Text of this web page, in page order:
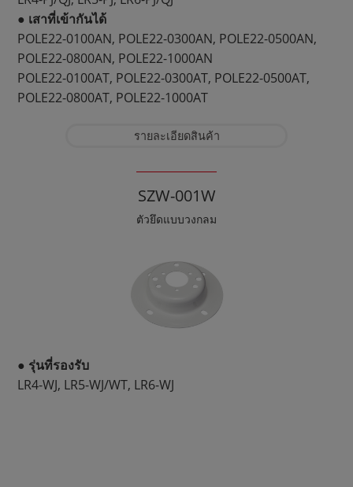
● เสาที่เข้ากันได้
POLE22-0100AN, POLE22-0300AN, POLE22-0500AN,
POLE22-0800AN, POLE22-1000AN
POLE22-0100AT, POLE22-0300AT, POLE22-0500AT,
POLE22-0800AT, POLE22-1000AT
รายละเอียดสินค้า
SZW-001W
ตัวยึดแบบวงกลม
● รุ่นที่รองรับ
LR4-WJ, LR5-WJ/WT, LR6-WJ